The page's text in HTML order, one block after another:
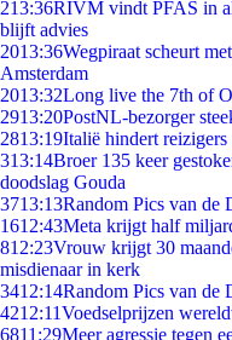
213:36RIVM vindt PFAS in
blijft advies
2013:36Wegpiraat scheurt
Amsterdam
2013:32Long live the 7th of
2913:20PostNL-bezorger
2813:19Italië hindert
313:14Broer 135 keer
doodslag Gouda
3713:13Random Pics van de
1612:43Meta krijgt half
812:23Vrouw krijgt 30
misdienaar in kerk
3412:14Random Pics van de
4212:11Voedselprijzen
6811:29Meer agressie tegen